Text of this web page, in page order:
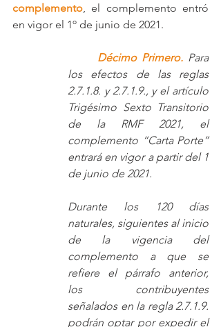
complemento , el complemento entró
en vigor el 1º de junio de 2021.
Décimo Primero. Para
los efectos de las reglas
2.7.1.8. y 2.7.1.9., y el artículo
Trigésimo Sexto Transitorio
de la RMF 2021, el
complemento “Carta Porte”
entrará en vigor a partir del 1
de junio de 2021.
Durante los 120 días
naturales, siguientes al inicio
de la vigencia del
complemento a que se
refiere el párrafo anterior,
los contribuyentes
señalados en la regla 2.7.1.9.
podrán optar por expedir el